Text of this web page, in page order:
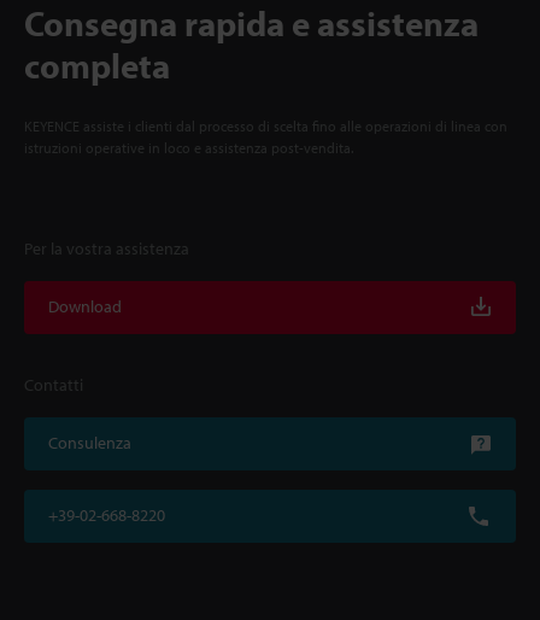
Consegna rapida e assistenza
completa
KEYENCE assiste i clienti dal processo di scelta fino alle operazioni di linea con
istruzioni operative in loco e assistenza post-vendita.
Per la vostra assistenza
Download
Contatti
Consulenza
+39-02-668-8220